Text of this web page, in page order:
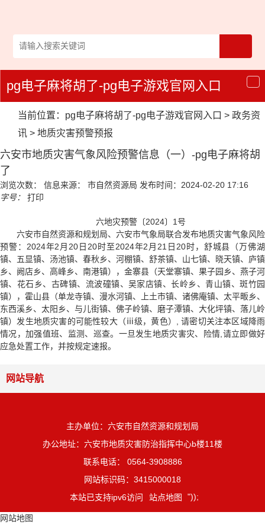
导
航
pg电子麻将胡了-pg电子游戏官网入口
当前位置： pg电子麻将胡了-pg电子游戏官网入口 > 政务资
讯 > 地质灾害预警预报
六安市地质灾害气象风险预警信息（一）-pg电子麻将胡
了
浏览次数： 信息来源： 市自然资源局 发布时间：2024-02-20 17:16
字号：
打印
六地灾预警〔2024〕1号
六安市自然资源和规划局、六安市气象局联合发布地质灾害气象风险
预警：2024年2月20日20时至2024年2月21日20时，舒城县（万佛湖
镇、五显镇、汤池镇、春秋乡、河棚镇、舒茶镇、山七镇、晓天镇、庐镇
乡、阙店乡、高峰乡、南港镇），金寨县（天堂寨镇、果子园乡、燕子河
镇、花石乡、古碑镇、流波䃥镇、吴家店镇、长岭乡、青山镇、斑竹园
镇），霍山县（单龙寺镇、漫水河镇、上土市镇、诸佛庵镇、太平畈乡、
东西溪乡、太阳乡、与儿街镇、佛子岭镇、磨子潭镇、大化坪镇、落儿岭
镇）发生地质灾害的可能性较大（ⅲ级，黄色）, 请密切关注本区域降雨
情况，加强值班、监测、巡查。一旦发生地质灾害灾、险情,请立即做好
应急处置工作，并按规定速报。
网站导航
主办单位：六安市自然资源和规划局
办公地址：六安市地质灾害防治指挥中心b楼11楼
联系电话： 0564-3908886
网站标识码：3415000018
本站已支持ipv6访问
站点地图 "));
网站地图